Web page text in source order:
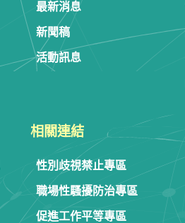
最新消息
新聞稿
活動訊息
相關連結
性別歧視禁止專區
職場性騷擾防治專區
促進工作平等專區